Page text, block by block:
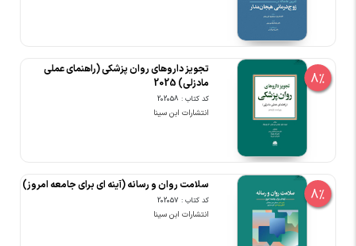
8%
تجویز داروهای روان پزشکی (راهنمای عملی
مادزلی) 2025
کد کتاب : 202058
انتشارات ابن سینا
8%
سلامت روان و رسانه (آینه ای برای جامعه امروز)
کد کتاب : 202057
انتشارات ابن سینا